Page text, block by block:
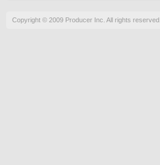
Copyright © 2009 Producer Inc. All rights reserved.